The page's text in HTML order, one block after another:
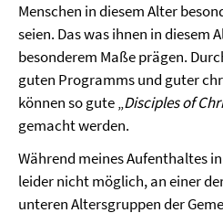
Menschen in diesem Alter
seien. Das was ihnen in diesem
besonderem Maße prägen.
guten Programms und guter
können so gute „Disciples of
gemacht werden.
Während meines Aufenthaltes
leider nicht möglich, an einer
unteren Altersgruppen der